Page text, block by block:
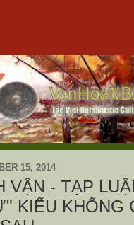
15, 2014
VẬN - TẠP
KIỂU KHỔNG